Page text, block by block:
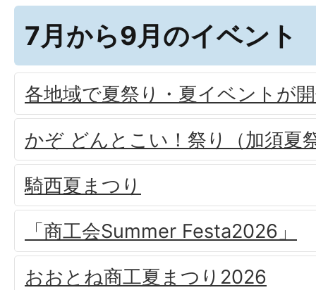
7月から9月のイベント
各地域で夏祭り・夏イベントが
かぞ どんとこい！祭り（加須夏
騎西夏まつり
「商工会Summer Festa2026」
おおとね商工夏まつり2026